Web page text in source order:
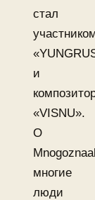
стал
и
«VISNU».
О
многие
люди